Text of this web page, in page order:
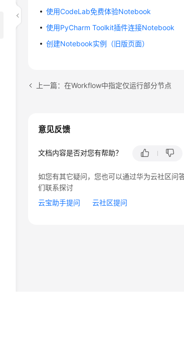
使用CodeLab免费体验Notebook
使用PyCharm Toolkit插件连接Notebook
创建Notebook实例（旧版页面）
上一篇：在Workflow中指定仅运行部分节点
意见反馈
文档内容是否对您有帮助？
如您有其它疑问，您也可以通过华为云社区问
们联系探讨
云宝助手提问
云社区提问